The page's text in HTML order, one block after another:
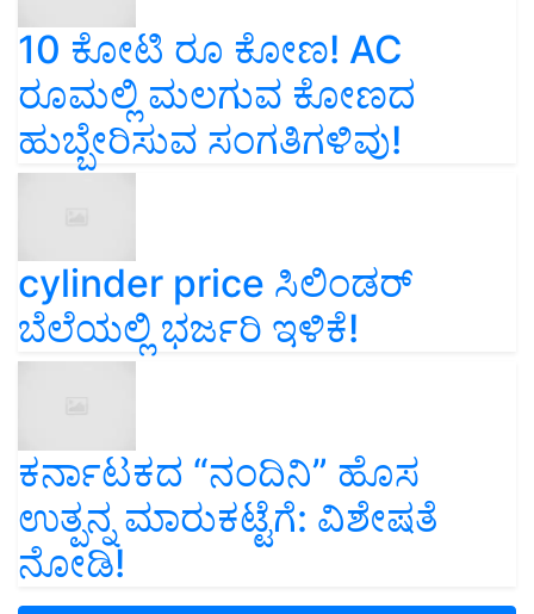
10 ಕೋಟಿ ರೂ ಕೋಣ! AC
ರೂಮಲ್ಲಿ ಮಲಗುವ ಕೋಣದ
ಹುಬ್ಬೇರಿಸುವ ಸಂಗತಿಗಳಿವು!
cylinder price ಸಿಲಿಂಡರ್‌
ಬೆಲೆಯಲ್ಲಿ ಭರ್ಜರಿ ಇಳಿಕೆ!
ಕರ್ನಾಟಕದ “ನಂದಿನಿ” ಹೊಸ
ಉತ್ಪನ್ನ ಮಾರುಕಟ್ಟೆಗೆ: ವಿಶೇಷತೆ
ನೋಡಿ!